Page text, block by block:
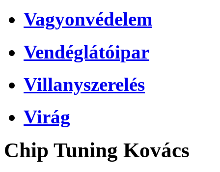
Vagyonvédelem
Vendéglátóipar
Villanyszerelés
Virág
Chip Tuning Kovács